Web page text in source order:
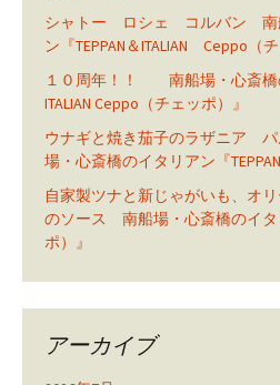
シャトー ロシェ コルバン 南
ン『TEPPAN＆ITALIAN Ceppo（
１０周年！！ 南船場・心斎橋
ITALIAN Ceppo（チェッポ）』
ウナギと焼き茄子のラザニア
場・心斎橋のイタリアン『
自家製ツナと新じゃがいも、オ
のソース 南船場・心斎橋のイタ
ポ）』
アーカイブ